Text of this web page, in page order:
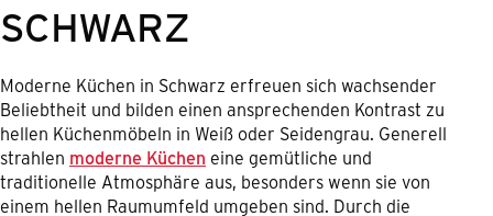
SCHWARZ
Moderne Küchen in Schwarz erfreuen sich wachsender
Beliebtheit und bilden einen ansprechenden Kontrast zu
hellen Küchenmöbeln in Weiß oder Seidengrau. Generell
strahlen moderne Küchen eine gemütliche und
traditionelle Atmosphäre aus, besonders wenn sie von
einem hellen Raumumfeld umgeben sind. Durch die